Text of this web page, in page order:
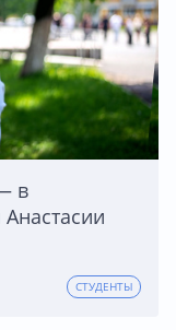
в
СТУДЕНТЫ